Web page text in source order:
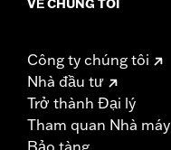
VỀ CHÚNG TÔI
Công ty chúng tôi
Nhà đầu tư
Trở thành Đại lý
Tham quan Nhà máy
Bảo tàng